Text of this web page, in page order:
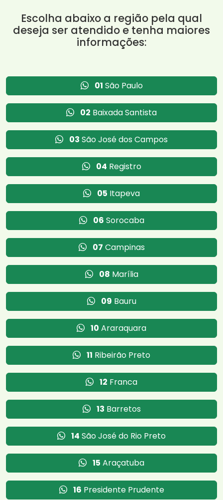
Escolha abaixo a região pela qual
deseja ser atendido e tenha maiores
informações:
01 São Paulo
02 Baixada Santista
03 São José dos Campos
04 Registro
05 Itapeva
06 Sorocaba
07 Campinas
08 Marília
09 Bauru
10 Araraquara
11 Ribeirão Preto
12 Franca
13 Barretos
14 São José do Rio Preto
15 Araçatuba
16 Presidente Prudente